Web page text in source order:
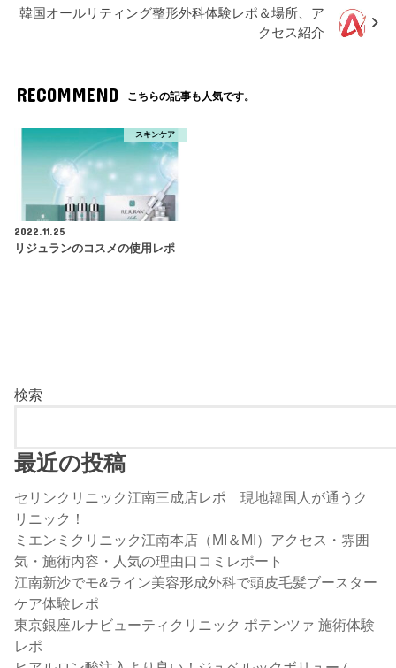
韓国オールリティング整形外科体験レポ＆場所、ア
クセス紹介
RECOMMEND こちらの記事も人気です。
スキンケア
2022.11.25
リジュランのコスメの使用レポ
検索
最近の投稿
セリンクリニック江南三成店レポ 現地韓国人が通うク
リニック！
ミエンミクリニック江南本店（MI＆MI）アクセス・雰囲
気・施術内容・人気の理由口コミレポート
江南新沙でモ&ライン美容形成外科で頭皮毛髪ブースター
ケア体験レポ
東京銀座ルナビューティクリニック ポテンツァ 施術体験
レポ